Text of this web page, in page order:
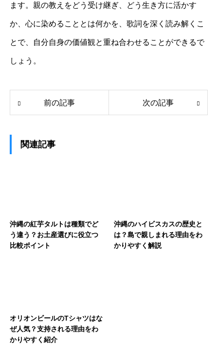
ます。親の教えをどう受け継ぎ、どう生き方に活かす
か、心に染めることとは何かを、歌詞を深く読み解くこ
とで、自分自身の価値観と重ね合わせることができるで
しょう。
前の記事 次の記事
関連記事
沖縄の紅芋タルトは種類でど
う違う？お土産選びに役立つ
比較ポイント
沖縄のハイビスカスの歴史と
は？島で親しまれる理由をわ
かりやすく解説
オリオンビールのTシャツはな
ぜ人気？支持される理由をわ
かりやすく紹介